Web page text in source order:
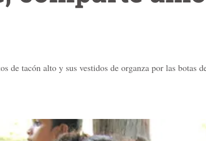
de tacón alto y sus vestidos de organza por las botas